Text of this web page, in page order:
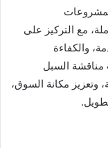
مع التركيز على
والكفاءة
مناقشة السبل
وتعزيز مكانة السوق،